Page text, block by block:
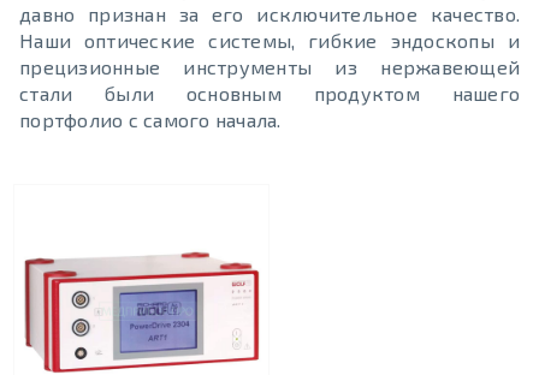
давно признан за его исключительное качество.
Наши оптические системы, гибкие эндоскопы и
прецизионные инструменты из нержавеющей
стали были основным продуктом нашего
портфолио с самого начала.